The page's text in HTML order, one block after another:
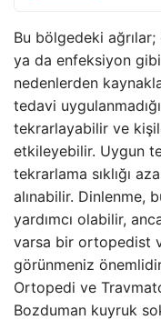
Bu bölgedeki
ya da enfeksiyon
nedenlerden
tedavi
tekrarlayabilir ve
etkileyebilir. Uygun
tekrarlama sıklığı
alınabilir. Dinlenme,
yardımcı olabilir,
varsa bir ortopedist
görünmeniz
Ortopedi ve
Bozduman kuyruk